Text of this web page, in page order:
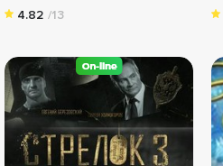
4.82 /13